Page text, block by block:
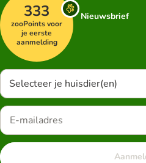
333
zooPoints voor
je eerste
aanmelding
Nieuwsbrief
Selecteer je huisdier(en)